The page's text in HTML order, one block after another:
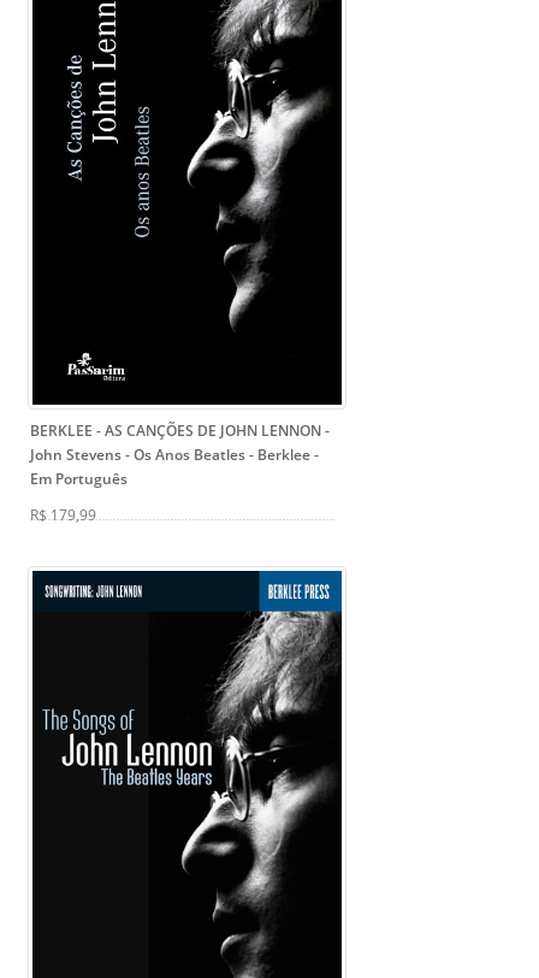
BERKLEE - AS CANÇÕES DE JOHN LENNON -
John Stevens- Os Anos Beatles - Berklee -
Em Português
R$ 179,99